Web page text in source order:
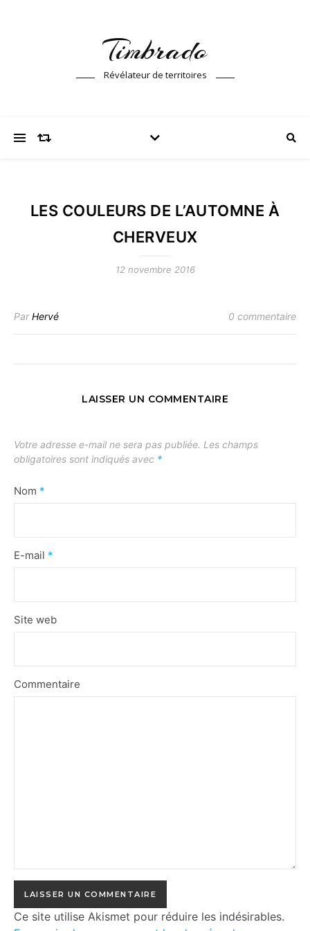
Timbrado
Révélateur de territoires
LES COULEURS DE L’AUTOMNE À
CHERVEUX
12 novembre 2016
ParHervé 0 commentaire
LAISSER UN COMMENTAIRE
Votre adresse e-mail ne sera pas publiée. Les champs
obligatoires sont indiqués avec *
Nom *
E-mail *
Site web
Commentaire
Ce site utilise Akismet pour réduire les indésirables.